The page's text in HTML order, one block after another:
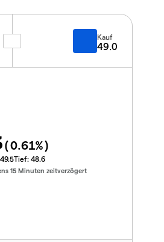
Kauf
49.0
(0.61%)
49.5Tief: 48.6
15 Minuten zeitverzögert